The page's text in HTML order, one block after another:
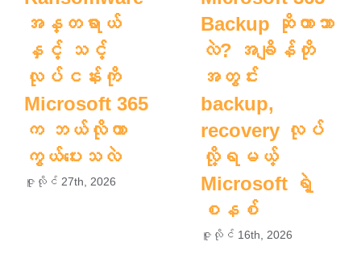
အန္တရာယ်
နှင့် သင့်
လုပ်ငန်းကို
Microsoft 365
က ဘယ်လိုကာ
ကွယ်ပေးသလဲ
ဇူလိုင် 27th, 2026
Backup ဆိုတာဘာ
လဲ? အချိန်တို
အတွင်း
backup,
recovery လုပ်
လို့ရမယ့်
Microsoft ရဲ့
စနစ်
ဇူလိုင် 16th, 2026